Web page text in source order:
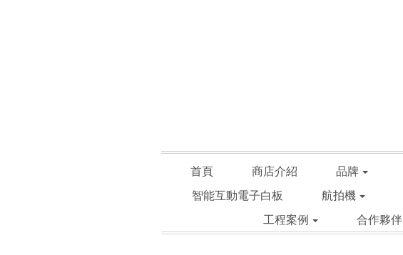
首頁 商店介紹 品牌
智能互動電子白板
航拍機
工程案例
合作夥伴